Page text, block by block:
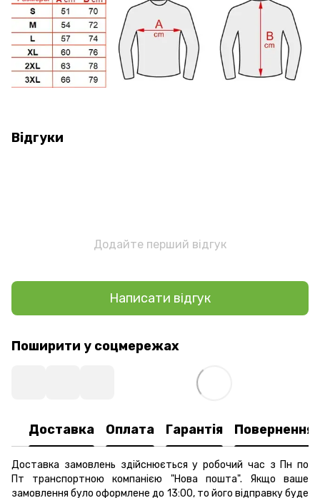
Відгуки
Додайте перший відгук
Написати відгук
Поширити у соцмережах
Доставка Оплата Гарантія Повернення
Доставка замовлень здійснюється у робочий час з Пн по
Пт транспортною компанією "Нова пошта". Якщо ваше
замовлення було оформлене до 13:00, то його відправку буде